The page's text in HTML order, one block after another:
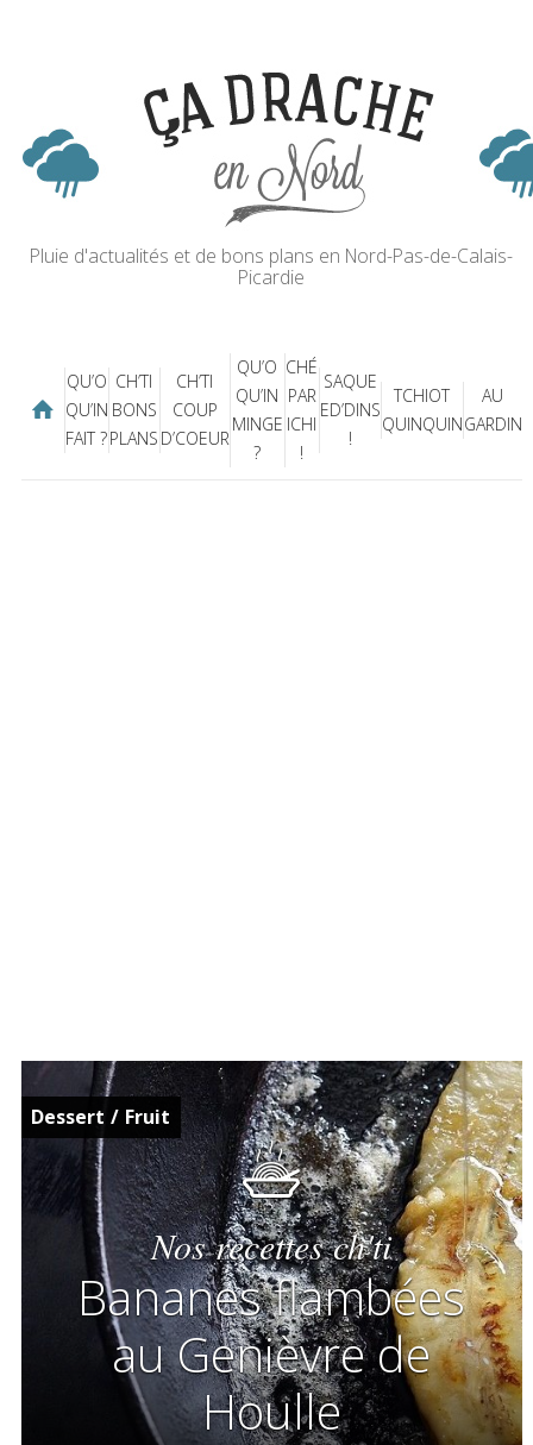
Pluie d'actualités et de bons plans en Nord-Pas-de-Calais-
Picardie
QU’O
QU’IN
FAIT ?
CH’TI
BONS
PLANS
CH’TI
COUP
D’COEUR
QU’O
QU’IN
MINGE
?
CHÉ
PAR
ICHI
!
SAQUE
ED’DINS
!
TCHIOT
QUINQUIN
AU
GARDIN
Dessert / Fruit
Nos recettes ch'ti
Bananes flambées
au Genièvre de
Houlle